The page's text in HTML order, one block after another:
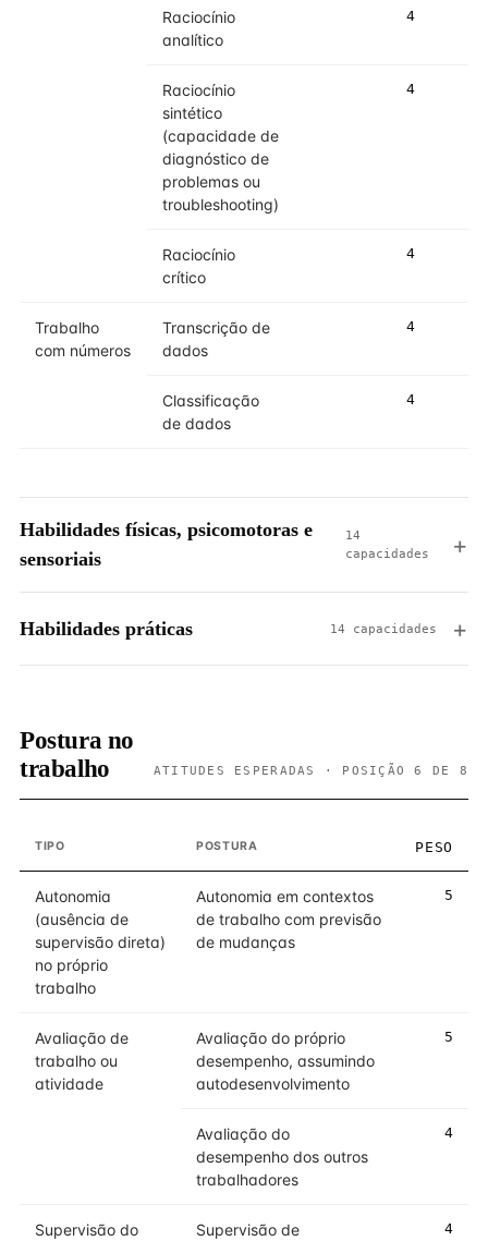
Raciocínio
analítico
4
Raciocínio
sintético
(capacidade de
diagnóstico de
problemas ou
troubleshooting)
4
Raciocínio
crítico
4
Trabalho
com números
Transcrição de
dados
4
Classificação
de dados
4
Habilidades físicas, psicomotoras e
sensoriais
14
capacidades
Habilidades práticas 14 capacidades
Postura no
trabalho
ATITUDES ESPERADAS · POSIÇÃO 6 DE 8
TIPO POSTURA PESO
Autonomia
(ausência de
supervisão direta)
no próprio
trabalho
Autonomia em contextos
de trabalho com previsão
de mudanças
5
Avaliação de
trabalho ou
atividade
Avaliação do próprio
desempenho, assumindo
autodesenvolvimento
5
Avaliação do
desempenho dos outros
trabalhadores
4
Supervisão do
Supervisão de
4